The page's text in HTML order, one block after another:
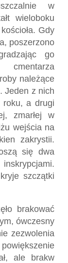
w
wieloboku
Gdy
poszerzono
go
cmentarza
należące
Jeden z nich
a drugi
zmarłej w
wejścia na
zakrystii.
się dwa
szczątki
brakować
ówczesny
zezwolenia
ale brakw